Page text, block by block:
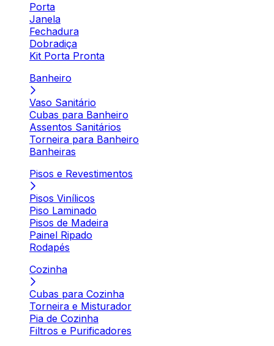
Porta
Janela
Fechadura
Dobradiça
Kit Porta Pronta
Banheiro
Vaso Sanitário
Cubas para Banheiro
Assentos Sanitários
Torneira para Banheiro
Banheiras
Pisos e Revestimentos
Pisos Vinílicos
Piso Laminado
Pisos de Madeira
Painel Ripado
Rodapés
Cozinha
Cubas para Cozinha
Torneira e Misturador
Pia de Cozinha
Filtros e Purificadores